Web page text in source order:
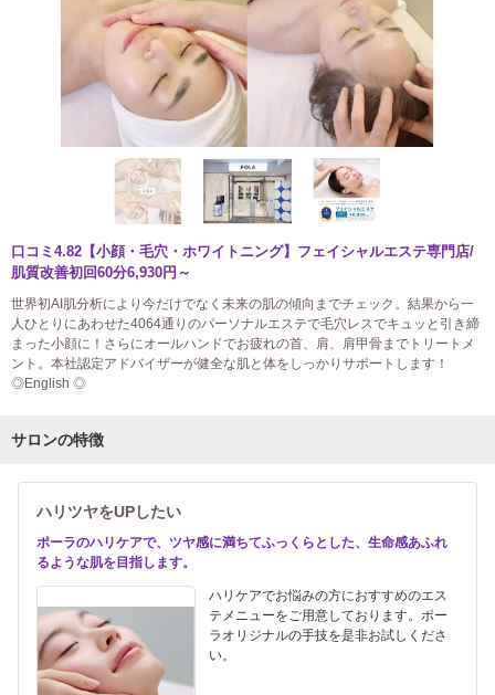
口コミ4.82【小顔・毛穴・ホワイトニング】フェイシャルエステ専門店/
肌質改善初回60分6,930円～
世界初AI肌分析により今だけでなく未来の肌の傾向までチェック。結果から一
人ひとりにあわせた4064通りのパーソナルエステで毛穴レスでキュッと引き締
まった小顔に！さらにオールハンドでお疲れの首、肩、肩甲骨までトリートメ
ント。本社認定アドバイザーが健全な肌と体をしっかりサポートします！
◎English ◎
サロンの特徴
ハリツヤをUPしたい
ポーラのハリケアで、ツヤ感に満ちてふっくらとした、生命感あふれ
るような肌を目指します。
ハリケアでお悩みの方におすすめのエス
テメニューをご用意しております。ポー
ラオリジナルの手技を是非お試しくださ
い。